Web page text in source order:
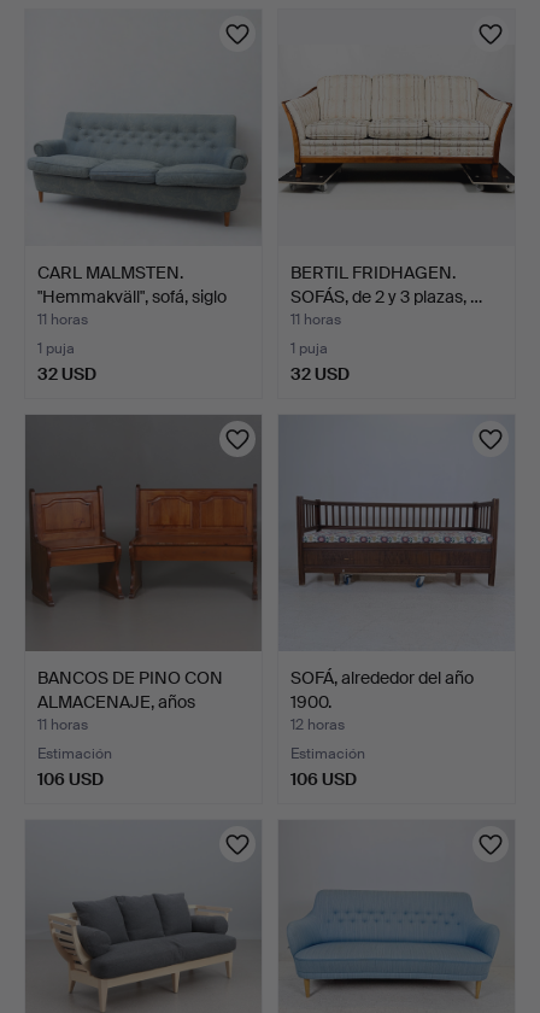
CARL MALMSTEN.
"Hemmakväll", sofá, siglo
X…
11 horas
1 puja
32 USD
BERTIL FRIDHAGEN.
SOFÁS, de 2 y 3 plazas, …
11 horas
1 puja
32 USD
BANCOS DE PINO CON
ALMACENAJE, años
1960/7…
11 horas
Estimación
106 USD
SOFÁ, alrededor del año
1900.
12 horas
Estimación
106 USD